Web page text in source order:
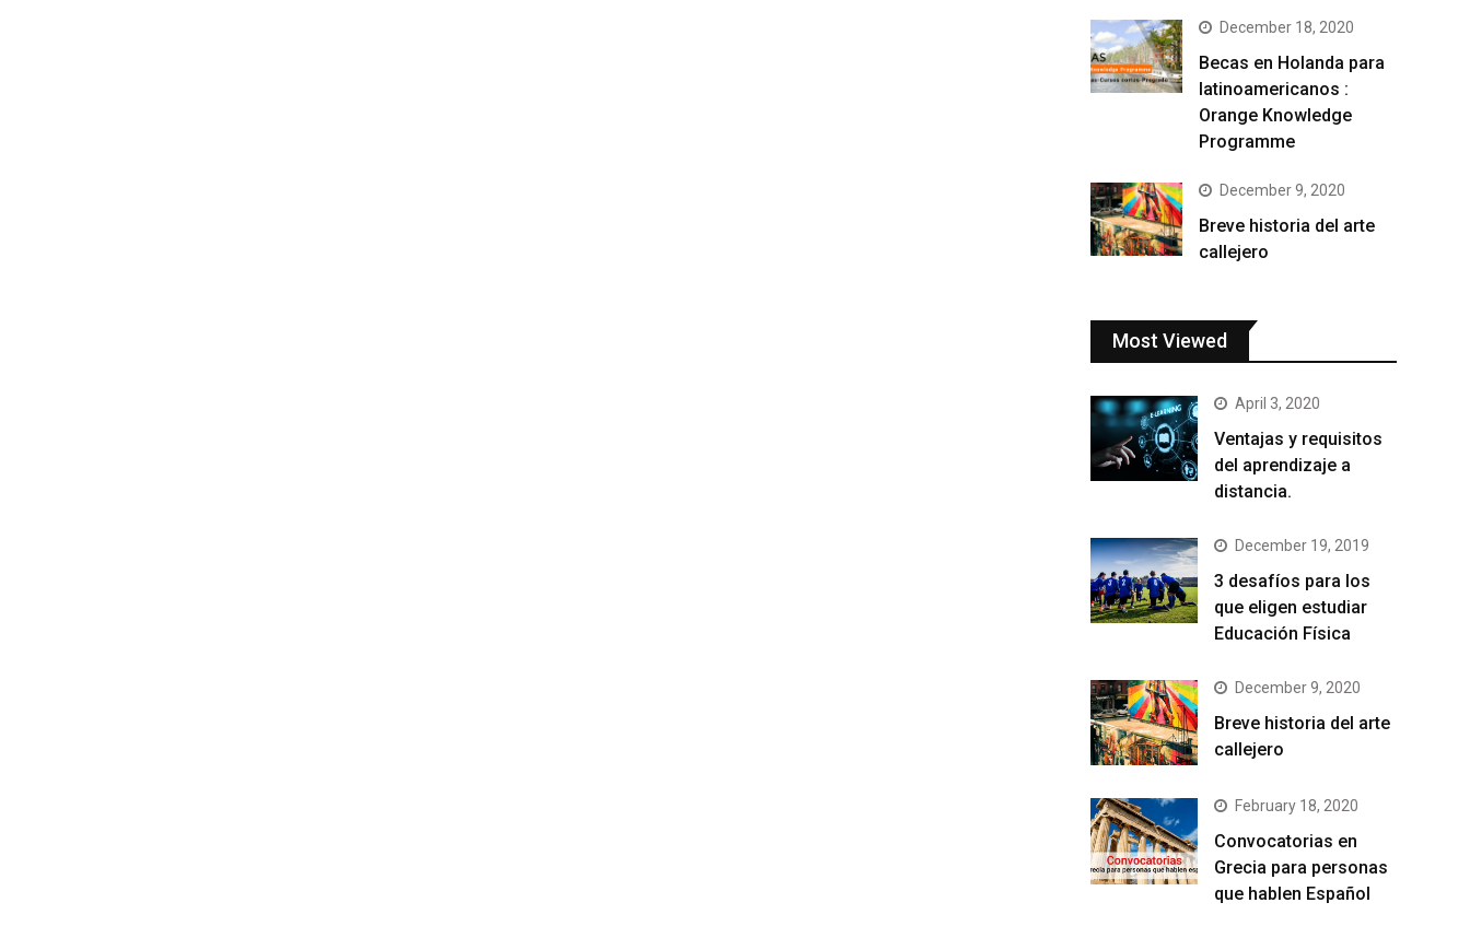
December 18, 2020
Becas en Holanda para
latinoamericanos :
Orange Knowledge
Programme
December 9, 2020
Breve historia del arte
callejero
Most Viewed
April 3, 2020
Ventajas y requisitos
del aprendizaje a
distancia.
December 19, 2019
3 desafíos para los
que eligen estudiar
Educación Física
December 9, 2020
Breve historia del arte
callejero
February 18, 2020
Convocatorias en
Grecia para personas
que hablen Español